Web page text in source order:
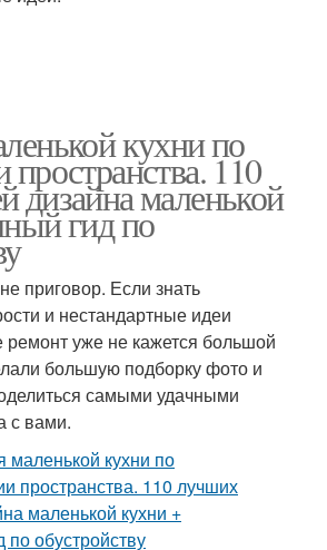
кухни по
пространства. 110
дизайна маленькой
гид по
приговор. Если знать
и нестандартные идеи
ремонт уже не кажется большой
большую подборку фото и
самыми удачными
с вами.